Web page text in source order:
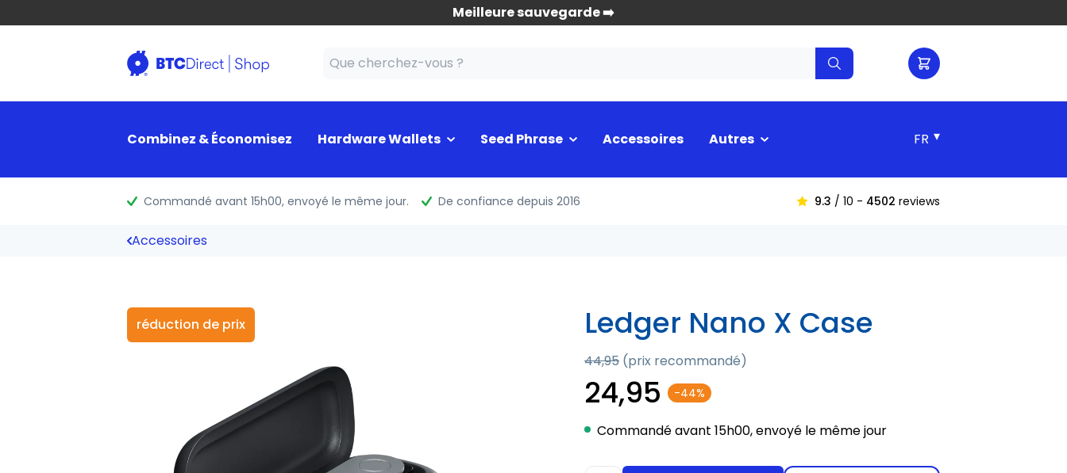
Meilleure sauvegarde ➡️
Combinez & Économisez Hardware Wallets Seed Phrase Accessoires Autres ▾
Commandé avant 15h00, envoyé le même jour. De confiance depuis 2016 9.3 / 10 - 4502 reviews
Accessoires
réduction de prix Ledger Nano X Case
44,95 (prix recommandé)
24,95 -44%
Commandé avant 15h00, envoyé le même jour